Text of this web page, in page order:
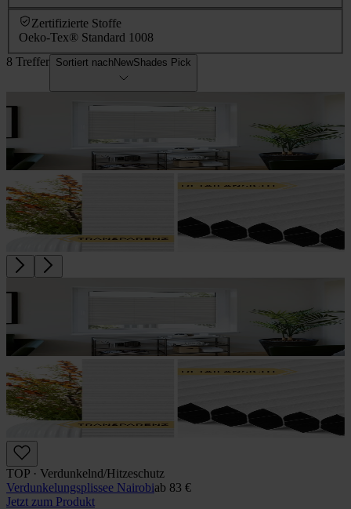
Zertifizierte Stoffe
Oeko-Tex® Standard 1008
8 Treffer Sortiert nachNewShades Pick
TOP · Verdunkelnd/Hitzeschutz
Verdunkelungs­plissee Nairobiab 83 €
Jetzt zum Produkt